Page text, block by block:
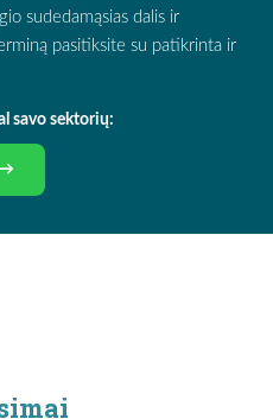
sudedamąsias dalis ir
pasitiksite su patikrinta ir
savo sektorių:
→